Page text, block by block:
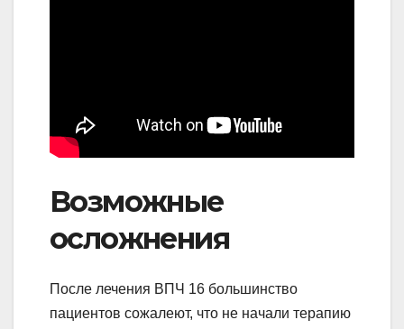
Возможные
осложнения
После лечения ВПЧ 16 большинство
пациентов сожалеют, что не начали терапию